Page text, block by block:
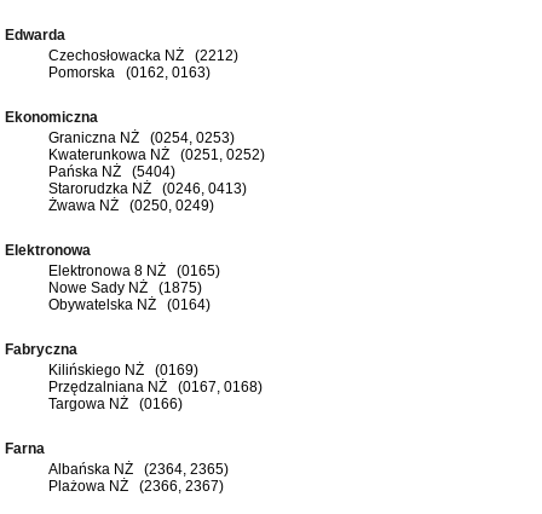
Edwarda
Czechosłowacka NŻ (2212)
Pomorska (0162, 0163)
Ekonomiczna
Graniczna NŻ (0254, 0253)
Kwaterunkowa NŻ (0251, 0252)
Pańska NŻ (5404)
Starorudzka NŻ (0246, 0413)
Żwawa NŻ (0250, 0249)
Elektronowa
Elektronowa 8 NŻ (0165)
Nowe Sady NŻ (1875)
Obywatelska NŻ (0164)
Fabryczna
Kilińskiego NŻ (0169)
Przędzalniana NŻ (0167, 0168)
Targowa NŻ (0166)
Farna
Albańska NŻ (2364, 2365)
Plażowa NŻ (2366, 2367)